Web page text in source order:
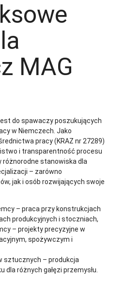
MAG
do spawaczy poszukujących
w Niemczech. Jako
pracy (KRAZ nr 27289)
i transparentność procesu
stanowiska dla
– zarówno
jak i osób rozwijających swoje
– praca przy konstrukcjach
produkcyjnych i stoczniach,
– projekty precyzyjne w
spożywczym i
sztucznych – produkcja
dla różnych gałęzi przemysłu.